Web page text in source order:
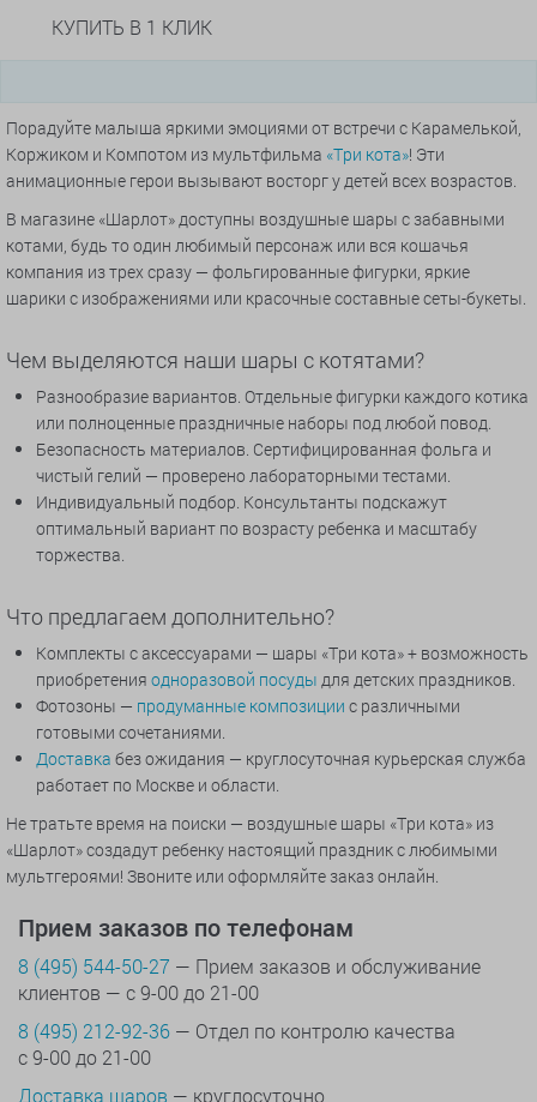
КУПИТЬ В 1 КЛИК
Порадуйте малыша яркими эмоциями от встречи с Карамелькой,
Коржиком и Компотом из мультфильма «Три кота»! Эти
анимационные герои вызывают восторг у детей всех возрастов.
В магазине «Шарлот» доступны воздушные шары с забавными
котами, будь то один любимый персонаж или вся кошачья
компания из трех сразу — фольгированные фигурки, яркие
шарики с изображениями или красочные составные сеты-букеты.
Чем выделяются наши шары с котятами?
Разнообразие вариантов. Отдельные фигурки каждого котика
или полноценные праздничные наборы под любой повод.
Безопасность материалов. Сертифицированная фольга и
чистый гелий — проверено лабораторными тестами.
Индивидуальный подбор. Консультанты подскажут
оптимальный вариант по возрасту ребенка и масштабу
торжества.
Что предлагаем дополнительно?
Комплекты с аксессуарами — шары «Три кота» + возможность
приобретения одноразовой посуды для детских праздников.
Фотозоны — продуманные композиции с различными
готовыми сочетаниями.
Доставка без ожидания — круглосуточная курьерская служба
работает по Москве и области.
Не тратьте время на поиски — воздушные шары «Три кота» из
«Шарлот» создадут ребенку настоящий праздник с любимыми
мультгероями! Звоните или оформляйте заказ онлайн.
Прием заказов по телефонам
8 (495) 544-50-27 — Прием заказов и обслуживание
клиентов — с 9-00 до 21-00
8 (495) 212-92-36 — Отдел по контролю качества
с 9-00 до 21-00
Доставка шаров — круглосуточно